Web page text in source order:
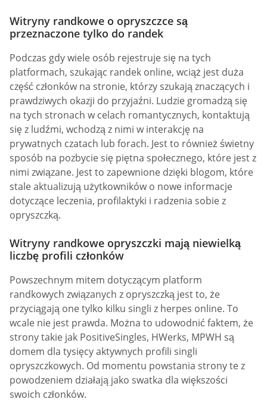
Witryny randkowe o opryszczce są
przeznaczone tylko do randek
Podczas gdy wiele osób rejestruje się na tych
platformach, szukając randek online, wciąż jest duża
część członków na stronie, którzy szukają znaczących i
prawdziwych okazji do przyjaźni. Ludzie gromadzą się
na tych stronach w celach romantycznych, kontaktują
się z ludźmi, wchodzą z nimi w interakcję na
prywatnych czatach lub forach. Jest to również świetny
sposób na pozbycie się piętna społecznego, które jest z
nimi związane. Jest to zapewnione dzięki blogom, które
stale aktualizują użytkowników o nowe informacje
dotyczące leczenia, profilaktyki i radzenia sobie z
opryszczką.
Witryny randkowe opryszczki mają niewielką
liczbę profili członków
Powszechnym mitem dotyczącym platform
randkowych związanych z opryszczką jest to, że
przyciągają one tylko kilku singli z herpes online. To
wcale nie jest prawda. Można to udowodnić faktem, że
strony takie jak PositiveSingles, HWerks, MPWH są
domem dla tysięcy aktywnych profili singli
opryszczkowych. Od momentu powstania strony te z
powodzeniem działają jako swatka dla większości
swoich członków.